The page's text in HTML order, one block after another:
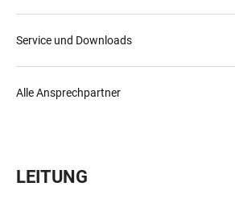
Service und Downloads
Alle Ansprechpartner
LEITUNG